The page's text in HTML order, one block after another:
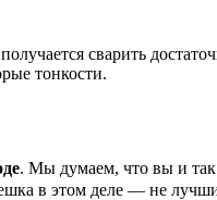
сварить
тонкости.
. Мы думаем, что вы и так
в этом деле — не